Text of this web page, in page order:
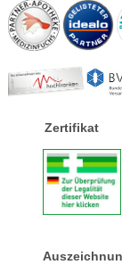
Zertifikat